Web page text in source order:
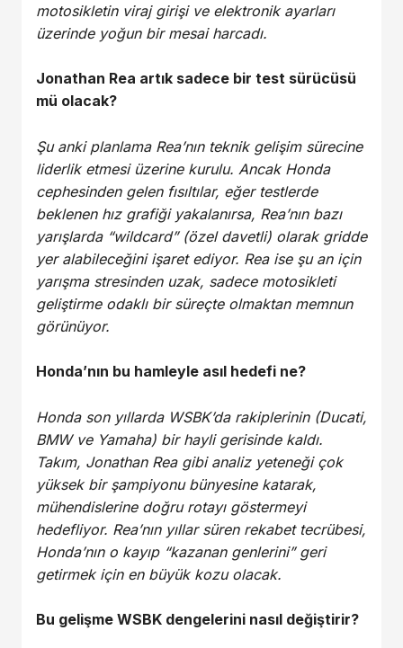
motosikletin viraj girişi ve elektronik ayarları
üzerinde yoğun bir mesai harcadı.
Jonathan Rea artık sadece bir test sürücüsü
mü olacak?
Şu anki planlama Rea’nın teknik gelişim sürecine
liderlik etmesi üzerine kurulu. Ancak Honda
cephesinden gelen fısıltılar, eğer testlerde
beklenen hız grafiği yakalanırsa, Rea’nın bazı
yarışlarda “wildcard” (özel davetli) olarak gridde
yer alabileceğini işaret ediyor. Rea ise şu an için
yarışma stresinden uzak, sadece motosikleti
geliştirme odaklı bir süreçte olmaktan memnun
görünüyor.
Honda’nın bu hamleyle asıl hedefi ne?
Honda son yıllarda WSBK’da rakiplerinin (Ducati,
BMW ve Yamaha) bir hayli gerisinde kaldı.
Takım, Jonathan Rea gibi analiz yeteneği çok
yüksek bir şampiyonu bünyesine katarak,
mühendislerine doğru rotayı göstermeyi
hedefliyor. Rea’nın yıllar süren rekabet tecrübesi,
Honda’nın o kayıp “kazanan genlerini” geri
getirmek için en büyük kozu olacak.
Bu gelişme WSBK dengelerini nasıl değiştirir?